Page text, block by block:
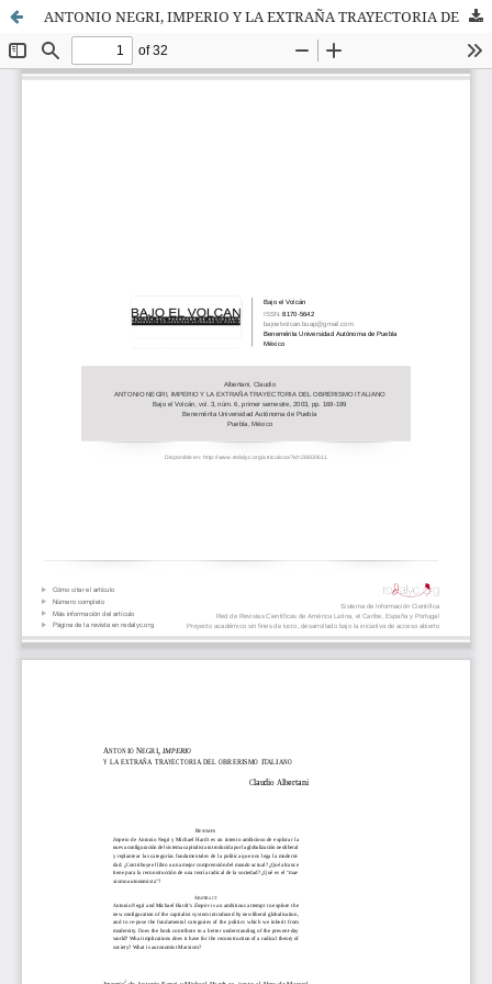
ANTONIO NEGRI, IMPERIO Y LA EXTRAÑA TRAYECTORIA DEL OBRERISMO ITALIANO